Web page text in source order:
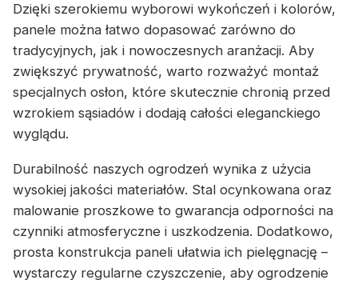
Dzięki szerokiemu wyborowi wykończeń i kolorów,
panele można łatwo dopasować zarówno do
tradycyjnych, jak i nowoczesnych aranżacji. Aby
zwiększyć prywatność, warto rozważyć montaż
specjalnych osłon, które skutecznie chronią przed
wzrokiem sąsiadów i dodają całości eleganckiego
wyglądu.
Durabilność naszych ogrodzeń wynika z użycia
wysokiej jakości materiałów. Stal ocynkowana oraz
malowanie proszkowe to gwarancja odporności na
czynniki atmosferyczne i uszkodzenia. Dodatkowo,
prosta konstrukcja paneli ułatwia ich pielęgnację –
wystarczy regularne czyszczenie, aby ogrodzenie